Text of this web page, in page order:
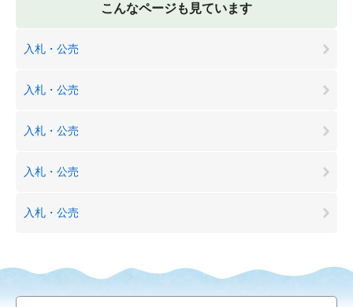
こんなページも見ています
入札・公売
入札・公売
入札・公売
入札・公売
入札・公売